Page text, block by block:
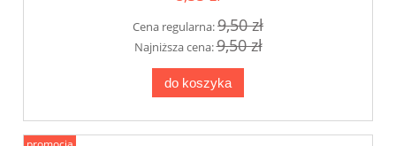
Cena regularna:9,50 zł
Najniższa cena:9,50 zł
do koszyka